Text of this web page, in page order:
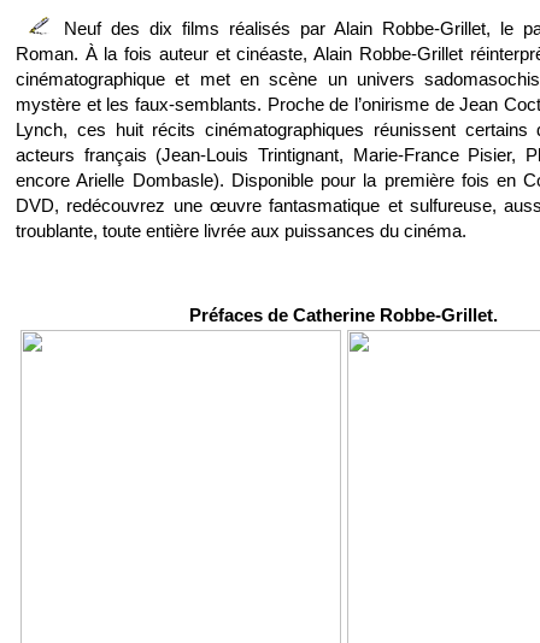
Neuf des dix films réalisés par Alain Robbe-Grillet, le
Roman. À la fois auteur et cinéaste, Alain Robbe-Grillet
cinématographique et met en scène un univers
mystère et les faux-semblants. Proche de l’onirisme de Jean
Lynch, ces huit récits cinématographiques réunissent certains
acteurs français (Jean-Louis Trintignant, Marie-France Pisier,
encore Arielle Dombasle). Disponible pour la première fois en
DVD, redécouvrez une œuvre fantasmatique et sulfureuse,
troublante, toute entière livrée aux puissances du cinéma.
Préfaces de Catherine Robbe-Grillet.